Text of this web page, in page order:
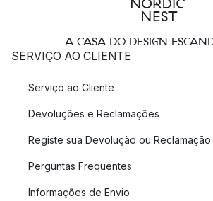
A CASA DO DESIGN
SERVIÇO AO CLIENTE
Serviço ao Cliente
Devoluções e Reclamações
Registe sua Devolução ou Reclamação
Perguntas Frequentes
Informações de Envio